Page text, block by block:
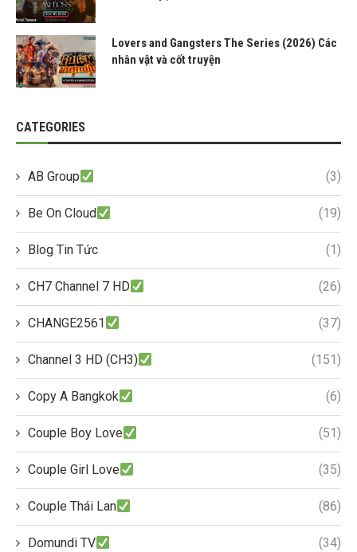
Lovers and Gangsters The Series (2026) Các
nhân vật và cốt truyện
CATEGORIES
AB Group (3)
Be On Cloud (19)
Blog Tin Tức (1)
CH7 Channel 7 HD (26)
CHANGE2561 (37)
Channel 3 HD (CH3) (151)
Copy A Bangkok (6)
Couple Boy Love (51)
Couple Girl Love (35)
Couple Thái Lan (86)
Domundi TV (34)